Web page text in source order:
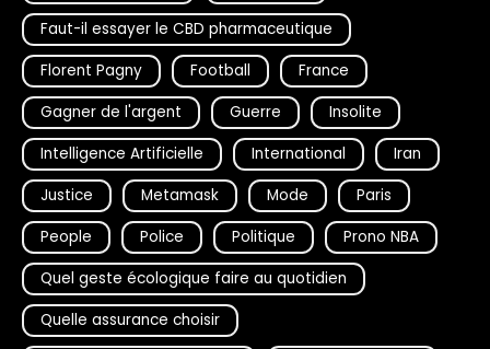
Faut-il essayer le CBD pharmaceutique
Florent Pagny
Football
France
Gagner de l'argent
Guerre
Insolite
Intelligence Artificielle
International
Iran
Justice
Metamask Mode
Paris
People
Police Politique
Prono NBA
Quel geste écologique faire au quotidien
Quelle assurance choisir